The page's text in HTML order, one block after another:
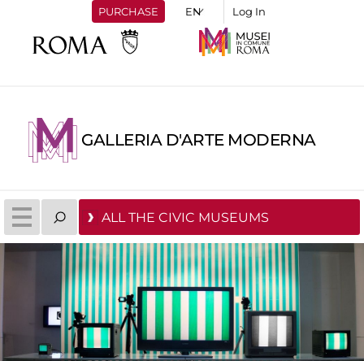
PURCHASE Log In
GALLERIA D'ARTE MODERNA
ALL THE CIVIC MUSEUMS